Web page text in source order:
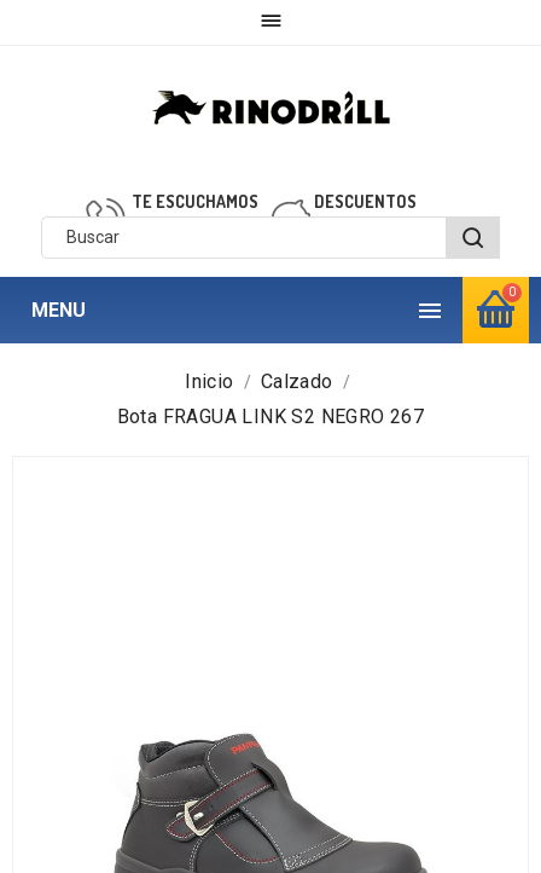

0
TE ESCUCHAMOS
910 850 040
DESCUENTOS
personalizados

MENU
Inicio
Calzado
Bota FRAGUA LINK S2 NEGRO 267